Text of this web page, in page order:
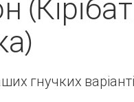
гнучких